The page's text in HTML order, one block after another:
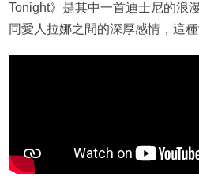
Tonight》是其中一首迪士尼的浪
同愛人拉娜之間的深厚感情，這